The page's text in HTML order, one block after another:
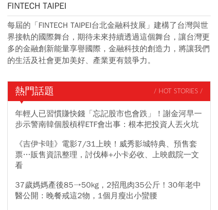
FINTECH TAIPEI
每屆的「FINTECH TAIPEI台北金融科技展」建構了台灣與世
界接軌的國際舞台，期待未來持續透過這個舞台，讓台灣更
多的金融創新能量享譽國際，金融科技的創造力，將讓我們
的生活及社會更加美好、產業更有競爭力。
熱門話題 / HOT STORIES /
年輕人已習慣賺快錢「忘記股市也會跌」！謝金河早一
步示警南韓個股槓桿ETF會出事：根本把投資人丟火坑
《吉伊卡哇》電影7/31上映！威秀影城特典、預售套
票…販售資訊整理，討伐棒+小卡必收、上映戲院一文
看
37歲媽媽產後85→50kg，2招甩肉35公斤！30年老中
醫公開：晚餐戒這2物，1個月瘦出小蠻腰